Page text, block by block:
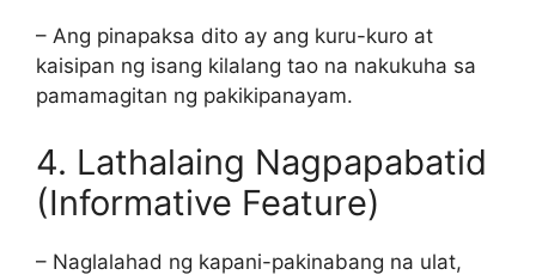
– Ang pinapaksa dito ay ang kuru-kuro at
kaisipan ng isang kilalang tao na nakukuha sa
pamamagitan ng pakikipanayam.
4. Lathalaing Nagpapabatid
(Informative Feature)
– Naglalahad ng kapani-pakinabang na ulat,